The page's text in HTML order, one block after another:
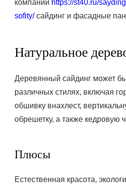
компании https://st40.ru/
sofity/сайдинг и фасадные
Натуральное
Деревянный сайдинг может
различных стилях, включая
обшивку внахлест,
обрешетку, а также кедровую
Плюсы
Естественная красота,